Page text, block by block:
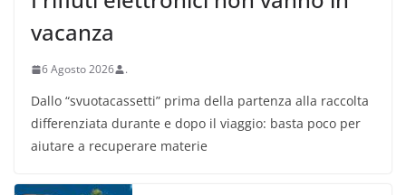
vacanza
6 Agosto 2026 .
Dallo “svuotacassetti” prima della partenza alla raccolta
differenziata durante e dopo il viaggio: basta poco per
aiutare a recuperare materie